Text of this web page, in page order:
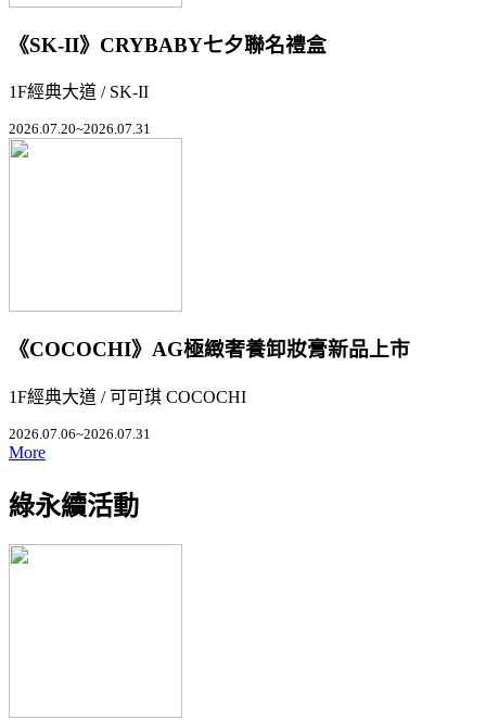
《SK-II》CRYBABY七夕聯名禮盒
1F經典大道 / SK-II
2026.07.20~2026.07.31
《COCOCHI》AG極緻奢養卸妝膏新品上市
1F經典大道 / 可可琪 COCOCHI
2026.07.06~2026.07.31
More
綠永續活動